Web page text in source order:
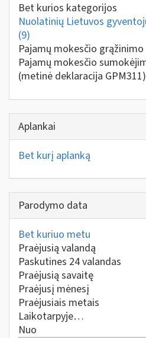
Bet kurios kategorijos
Nuolatinių Lietuvos
(9)
Pajamų mokesčio
Pajamų mokesčio
(metinė deklaracija GPM311)
Aplankai
Bet kurį aplanką
Parodymo data
Bet kuriuo metu
Praėjusią valandą
Paskutines 24 valandas
Praėjusią savaitę
Praėjusį mėnesį
Praėjusiais metais
Laikotarpyje…
Nuo